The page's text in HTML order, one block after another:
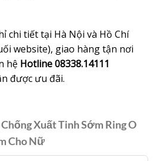
chi tiết tại Hà Nội và Hồ Chí
website), giao hàng tận nơi
hệ Hotline 08338.14111
được ưu đãi.
Xuất Tinh Sớm Ring O
Cho Nữ